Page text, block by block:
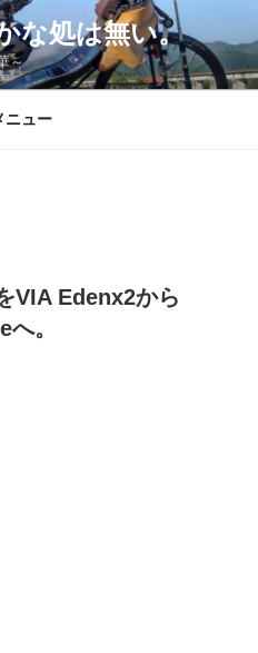
な処は無い。
～
ニュー
VIA Edenx2から
。